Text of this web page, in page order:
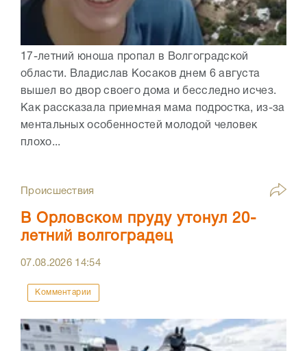
17-летний юноша пропал в Волгоградской
области. Владислав Косаков днем 6 августа
вышел во двор своего дома и бесследно исчез.
Как рассказала приемная мама подростка, из-за
ментальных особенностей молодой человек
плохо...
Происшествия
В Орловском пруду утонул 20-
летний волгоградец
07.08.2026 14:54
Комментарии